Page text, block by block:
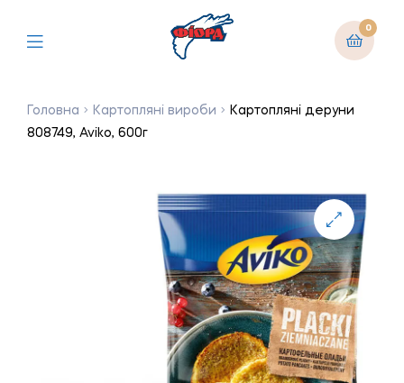
0
Головна Картопляні вироби
Картопляні деруни
808749, Aviko, 600г
🔍